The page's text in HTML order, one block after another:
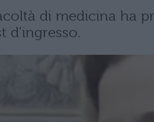
di medicina ha
d'ingresso.